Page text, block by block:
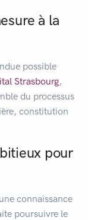
à la
possible
Strasbourg,
du processus
constitution
pour
connaissance
poursuivre le